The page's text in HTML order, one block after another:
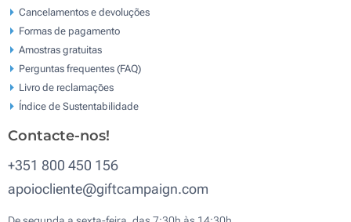
Cancelamentos e devoluções
Formas de pagamento
Amostras gratuitas
Perguntas frequentes (FAQ)
Livro de reclamaçōes
Índice de Sustentabilidade
Contacte-nos!
+351 800 450 156
apoiocliente@giftcampaign.com